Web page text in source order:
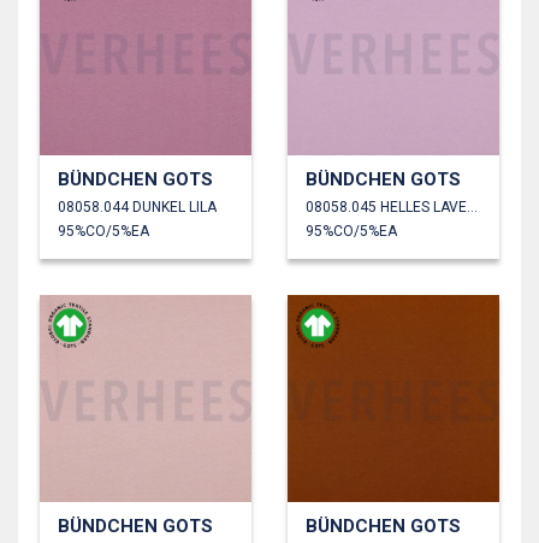
BÜNDCHEN GOTS
08058.044 DUNKEL LILA
95%CO/5%EA
BÜNDCHEN GOTS
95%CO/5%EA
BÜNDCHEN GOTS BÜNDCHEN GOTS